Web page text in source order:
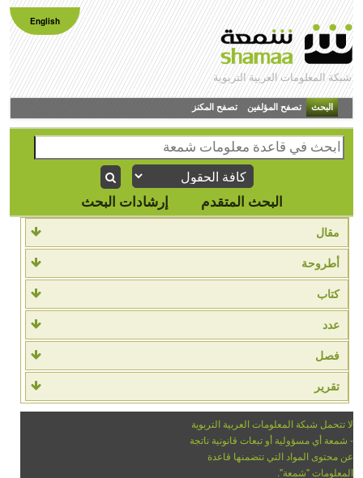
English
شبكة المعلومات العربية التربوية
البحث تصفح المؤلفين تصفح المكنز
البحث المتقدم إرشادات البحث
مقال
أطروحة
كتاب
عدد
فصل
تقرير
لا تتحمل شبكة المعلومات العربية التربوية
- شمعة أي مسؤولية أو تبعات قانونية ناتجة
عن محتوى المواد التي تتضمنها قاعدة
المعلومات "شمعة".